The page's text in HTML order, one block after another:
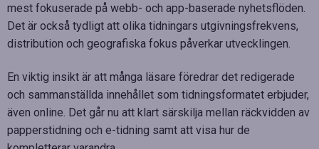
mest fokuserade på webb- och app-baserade nyhetsflöden.
Det är också tydligt att olika tidningars utgivningsfrekvens,
distribution och geografiska fokus påverkar utvecklingen.
En viktig insikt är att många läsare föredrar det redigerade
och sammanställda innehållet som tidningsformatet erbjuder,
även online. Det går nu att klart särskilja mellan räckvidden av
papperstidning och e-tidning samt att visa hur de